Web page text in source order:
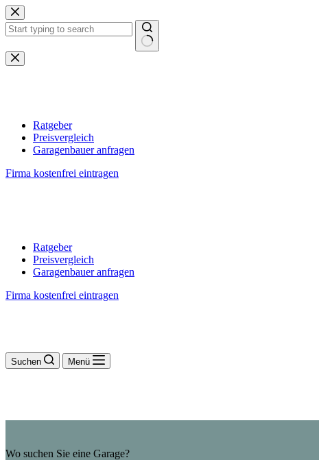
Zum
Inhalt
springen
Keine
Ergebnisse
Ratgeber
Preisvergleich
Garagenbauer anfragen
Firma kostenfrei eintragen
Ratgeber
Preisvergleich
Garagenbauer anfragen
Firma kostenfrei eintragen
Suchen Menü
Wo suchen Sie eine Garage?